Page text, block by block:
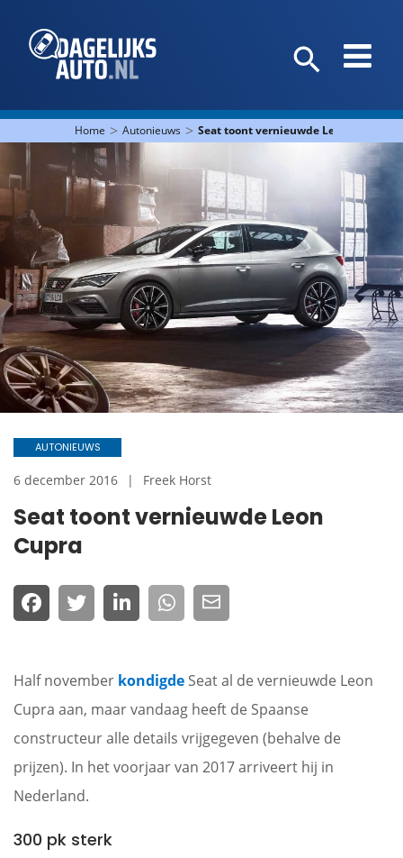
Home > Autonieuws > Seat toont vernieuwde Leon Cupra
Seat toont vernieuwde Leon
Cupra
AUTONIEUWS
6 december 2016 Freek Horst
Half november kondigde Seat al de vernieuwde Leon
Cupra aan, maar vandaag heeft de Spaanse
constructeur alle details vrijgegeven (behalve de
prijzen). In het voorjaar van 2017 arriveert hij in
Nederland.
300 pk sterk